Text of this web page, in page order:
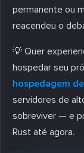
permanente ou
reacendeu o
💡 Quer
hospedar seu
hospedagem
servidores de
sobreviver — e
Rust até agora.